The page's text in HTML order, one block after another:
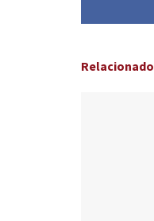
Relacionado